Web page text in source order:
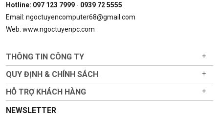
Hotline: 097 123 7999 - 0939 72 5555
Email: ngoctuyencomputer68@gmail.com
Web: www.ngoctuyenpc.com
THÔNG TIN CÔNG TY +
QUY ĐỊNH & CHÍNH SÁCH +
HỖ TRỢ KHÁCH HÀNG +
NEWSLETTER